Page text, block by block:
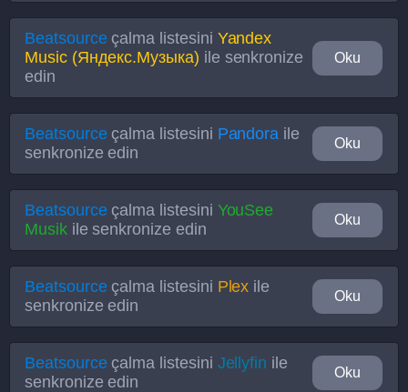
Beatsourceçalma listesini Yandex
Music (Яндекс.Музыка) ile senkronize
edin
Oku
Beatsourceçalma listesini Pandora ile
senkronize edin
Oku
Beatsourceçalma listesini YouSee
Musikile senkronize edin
Oku
Beatsourceçalma listesini Plex ile
senkronize edin
Oku
Beatsourceçalma listesini Jellyfin ile
senkronize edin
Oku